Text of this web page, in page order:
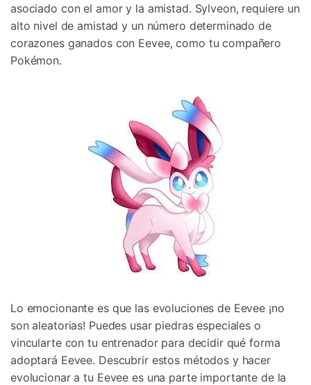
asociado con el amor y la amistad.󠀲󠀡󠀨󠀠󠀢󠀣󠀢󠀨󠀩󠀳󠀰 Sylveon, requiere un
alto nivel de amistad y un número determinado de
corazones ganados con Eevee, como tu compañero
Pokémon.󠀲󠀡󠀨󠀠󠀢󠀣󠀢󠀩󠀠󠀳
Lo emocionante es que las evoluciones de Eevee ¡no
son aleatorias! Puedes usar piedras especiales o
vincularte con tu entrenador para decidir qué forma
adoptará Eevee.󠀲󠀡󠀨󠀠󠀢󠀣󠀢󠀩󠀣󠀳 Descubrir estos métodos y hacer
evolucionar a tu Eevee es una parte importante de la